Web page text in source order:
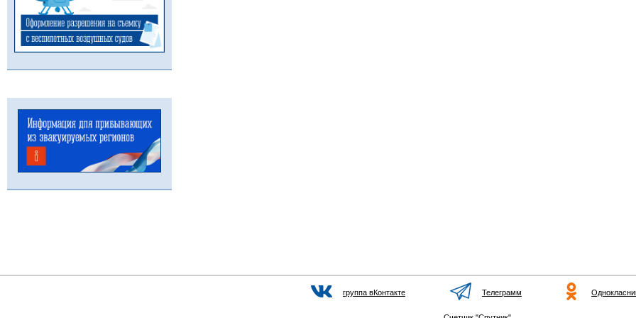
группа вКонтакте Телеграмм